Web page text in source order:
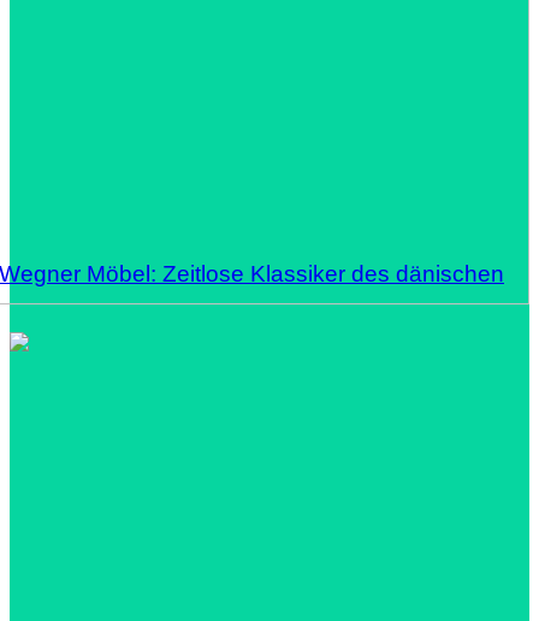
Möbel: Zeitlose Klassiker des dänischen